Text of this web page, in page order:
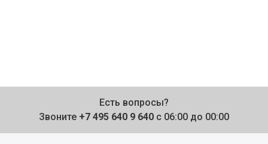
Есть вопросы?
Звоните +7 495 640 9 640 с 06:00 до 00:00